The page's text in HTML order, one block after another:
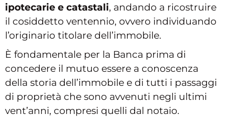
ipotecarie e catastali, andando a ricostruire
il cosiddetto ventennio, ovvero individuando
l’originario titolare dell’immobile.
È fondamentale per la Banca prima di
concedere il mutuo essere a conoscenza
della storia dell’immobile e di tutti i passaggi
di proprietà che sono avvenuti negli ultimi
vent’anni, compresi quelli dal notaio.